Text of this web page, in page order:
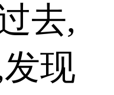
去,
现